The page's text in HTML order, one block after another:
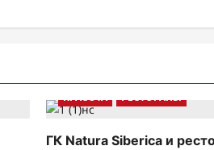
КРАСОТА РЕСТОРАНЫ
ГК Natura Siberica и